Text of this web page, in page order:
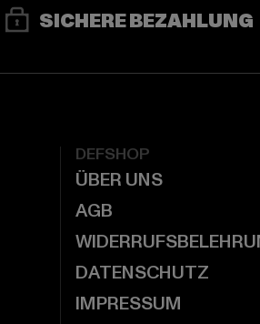
SICHERE BEZAHLUNG
DEFSHOP
ÜBER UNS
AGB
DATENSCHUTZ
IMPRESSUM